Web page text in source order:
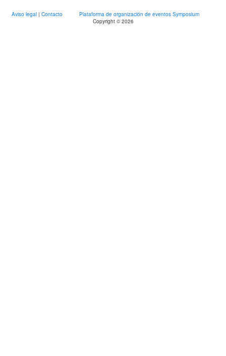
Aviso legal | Contacto
Plataforma de organización de eventos Symposium
Copyright © 2026